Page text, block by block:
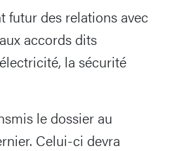
futur des relations avec
accords dits
la sécurité
le dossier au
Celui-ci devra